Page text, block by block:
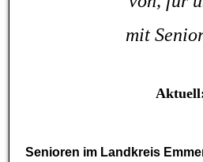
mit
Senioren im Landkreis